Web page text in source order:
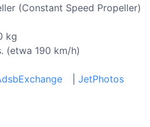
(Constant Speed Propeller)
kg
(etwa 190 km/h)
JetPhotos